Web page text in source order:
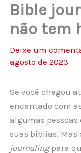
Bible
não tem
Deixe um
agosto de 2023
Se você chegou
encantado com
algumas pessoas
suas bíblias. Mas
journalingpara